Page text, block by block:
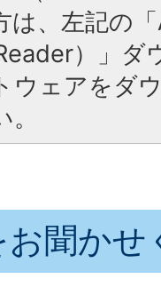
は、左記の
）」ダ
ウェアをダ
お聞かせ